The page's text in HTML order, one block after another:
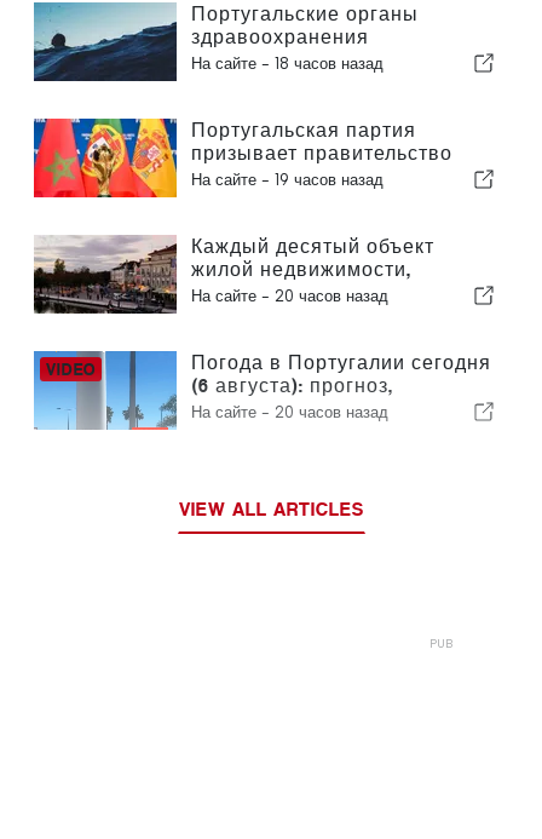
Португальские органы
здравоохранения
предупреждают об опасности
На сайте - 18 часов назад
Португальская партия
призывает правительство
пересмотреть решение о
2030 года в связи с кризисом
вокруг Сеуты
На сайте - 19 часов назад
Каждый десятый объект
жилой недвижимости,
выставленный на продажу в
На сайте - 20 часов назад
Погода в Португалии сегодня
(6 августа): прогноз,
температура и что ожидать
На сайте - 20 часов назад
VIEW ALL ARTICLES